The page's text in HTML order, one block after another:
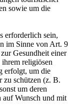
sowie um die
erforderlich sein,
im Sinne von Art. 9
Gesundheit einer
religiösen
erfolgt, um die
zu schützen (z. B.
um deren
auf Wunsch und mit